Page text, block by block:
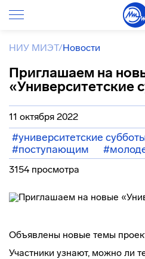
НИУ МИЭТ/Новости
Приглашаем на
«Университетские
11 октября 2022
#университетские
#поступающим
3154 просмотра
Объявлены новые темы
Участники узнают, можно ли